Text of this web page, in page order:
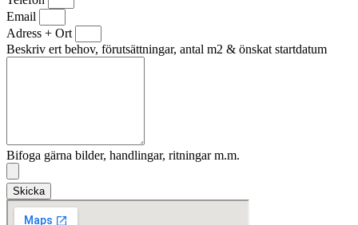
Email
Adress + Ort
Beskriv ert behov, förutsättningar, antal m2 & önskat startdatum
Bifoga gärna bilder, handlingar, ritningar m.m.
Skicka